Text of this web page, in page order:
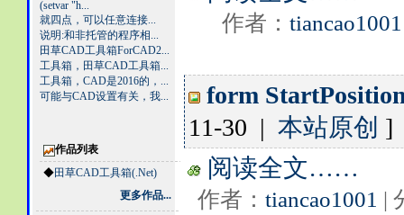
(setvar "h...
就四点，可以任意连接...
说明:和非托管的程序相...
田草CAD工具箱ForCAD2...
工具箱，田草CAD工具箱...
工具箱，CAD是2016的，...
可能与CAD设置有关，我...
作品列表
◆田草CAD工具箱(.Net)
更多作品...
作者： tiancao1001
form
11-30 | 本站原创 ]
阅读全文……
作者： tiancao1001 |